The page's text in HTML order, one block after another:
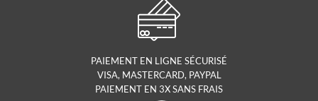
PAIEMENT EN LIGNE SÉCURISÉ
VISA, MASTERCARD, PAYPAL
PAIEMENT EN 3X SANS FRAIS